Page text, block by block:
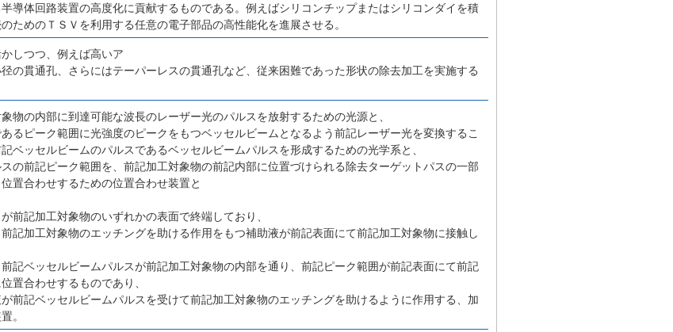
導体回路装置の高度化に貢献するものである。例えばシリコンチップまたはシリコンダイを積
ためのＴＳＶを利用する任意の電子部品の高性能化を進展させる。
しつつ、例えば高いア
の貫通孔、さらにはテーパーレスの貫通孔など、従来困難であった形状の除去加工を実施する
物の内部に到達可能な波長のレーザー光のパルスを放射するための光源と、
るピーク範囲に光強度のピークをもつベッセルビームとなるよう前記レーザー光を変換するこ
ベッセルビームのパルスであるベッセルビームパルスを形成するための光学系と、
の前記ピーク範囲を、前記加工対象物の前記内部に位置づけられる除去ターゲットパスの一部
置合わせするための位置合わせ装置と
前記加工対象物のいずれかの表面で終端しており、
記加工対象物のエッチングを助ける作用をもつ補助液が前記表面にて前記加工対象物に接触し
記ベッセルビームパルスが前記加工対象物の内部を通り、前記ピーク範囲が前記表面にて前記
置合わせするものであり、
前記ベッセルビームパルスを受けて前記加工対象物のエッチングを助けるように作用する、加
。